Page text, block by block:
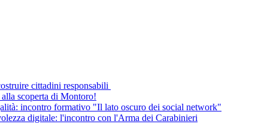
cittadini responsabili
scoperta di Montoro!
incontro formativo "Il lato oscuro dei social network"
digitale: l'incontro con l'Arma dei Carabinieri